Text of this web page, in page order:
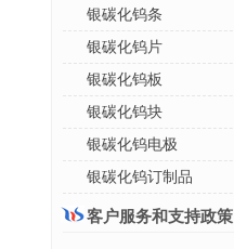
银碳化钨条
银碳化钨片
银碳化钨板
银碳化钨块
银碳化钨电极
银碳化钨订制品
客户服务和支持政策